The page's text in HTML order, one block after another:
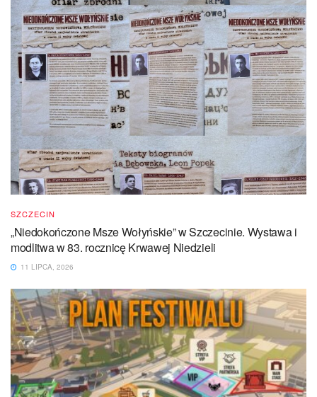
SZCZECIN
„Niedokończone Msze Wołyńskie” w Szczecinie. Wystawa i
modlitwa w 83. rocznicę Krwawej Niedzieli
11 LIPCA, 2026